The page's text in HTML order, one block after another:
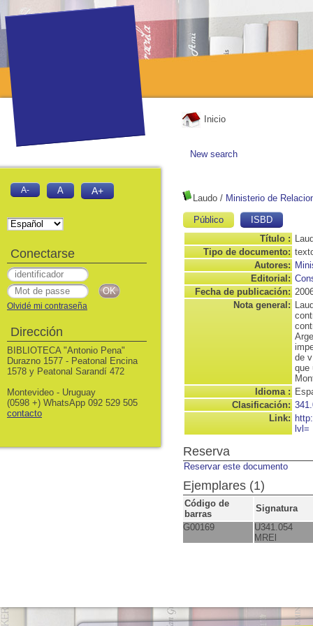
Inicio
New search
Laudo / Ministerio de
Público
ISBD
Título :
Tipo de documento:
Autores:
Editorial:
Fecha de publicación:
Nota general:
de
que
Idioma :
Clasificación:
Link:
lvl=
Reserva
Reservar este documento
Ejemplares (1)
Código de
barras
Signatura
G00169
U341.054
MREl
A- A A+
Conectarse
Olvidé mi contraseña
Dirección
BIBLIOTECA "Antonio Pena"
Durazno 1577 - Peatonal Encina
1578 y Peatonal Sarandí 472
Montevideo - Uruguay
(0598 +) WhatsApp 092 529 505
contacto